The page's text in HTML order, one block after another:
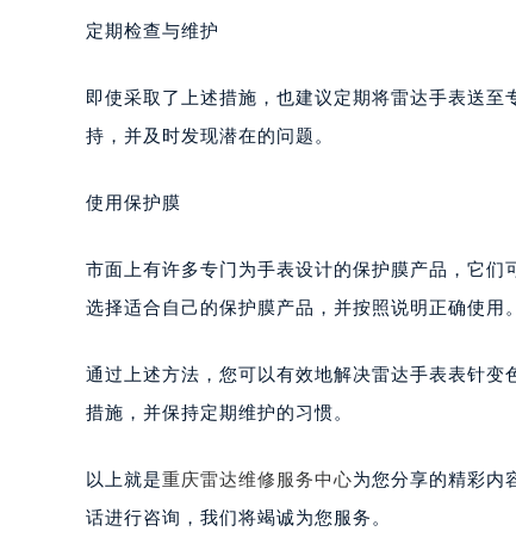
定期检查与维护
即使采取了上述措施，也建议定期将雷达手表送
持，并及时发现潜在的问题。
使用保护膜
市面上有许多专门为手表设计的保护膜产品，它们
选择适合自己的保护膜产品，并按照说明正确使用。
通过上述方法，您可以有效地解决雷达手表表针
措施，并保持定期维护的习惯。
以上就是重庆雷达维修服务中心为您分享的精彩内
话进行咨询，我们将竭诚为您服务。